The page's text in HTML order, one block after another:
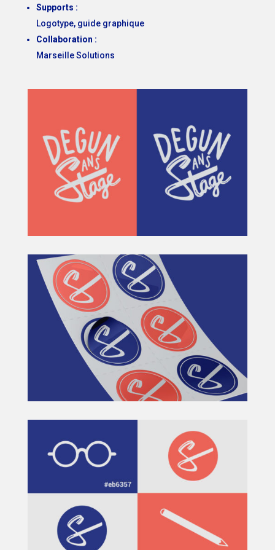
Supports :
Logotype, guide graphique
Collaboration :
Marseille Solutions